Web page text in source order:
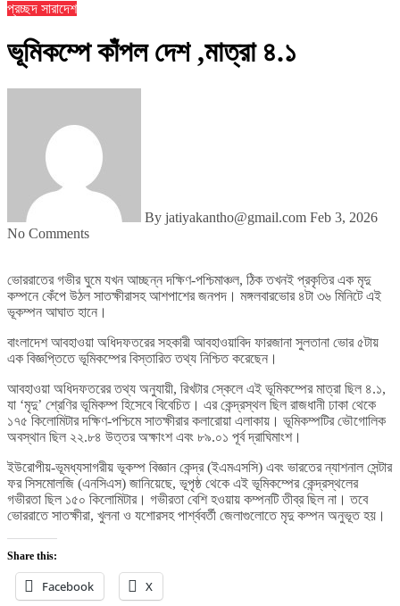
প্রচ্ছদ সারাদেশ
ভূমিকম্পে কাঁপল দেশ ,মাত্রা ৪.১
By jatiyakantho@gmail.com Feb 3, 2026
No Comments
ভোররাতের গভীর ঘুমে যখন আচ্ছন্ন দক্ষিণ-পশ্চিমাঞ্চল, ঠিক তখনই প্রকৃতির এক মৃদু
কম্পনে কেঁপে উঠল সাতক্ষীরাসহ আশপাশের জনপদ। মঙ্গলবারভোর ৪টা ৩৬ মিনিটে এই
ভূকম্পন আঘাত হানে।
বাংলাদেশ আবহাওয়া অধিদফতরের সহকারী আবহাওয়াবিদ ফারজানা সুলতানা ভোর ৫টায়
এক বিজ্ঞপ্তিতে ভূমিকম্পের বিস্তারিত তথ্য নিশ্চিত করেছেন।
আবহাওয়া অধিদফতরের তথ্য অনুযায়ী, রিখটার স্কেলে এই ভূমিকম্পের মাত্রা ছিল ৪.১,
যা ‘মৃদু’ শ্রেণির ভূমিকম্প হিসেবে বিবেচিত। এর কেন্দ্রস্থল ছিল রাজধানী ঢাকা থেকে
১৭৫ কিলোমিটার দক্ষিণ-পশ্চিমে সাতক্ষীরার কলারোয়া এলাকায়। ভূমিকম্পটির ভৌগোলিক
অবস্থান ছিল ২২.৮৪ উত্তর অক্ষাংশ এবং ৮৯.০১ পূর্ব দ্রাঘিমাংশ।
ইউরোপীয়-ভূমধ্যসাগরীয় ভূকম্প বিজ্ঞান কেন্দ্র (ইএমএসসি) এবং ভারতের ন্যাশনাল সেন্টার
ফর সিসমোলজি (এনসিএস) জানিয়েছে, ভূপৃষ্ঠ থেকে এই ভূমিকম্পের কেন্দ্রস্থলের
গভীরতা ছিল ১৫০ কিলোমিটার। গভীরতা বেশি হওয়ায় কম্পনটি তীব্র ছিল না। তবে
ভোররাতে সাতক্ষীরা, খুলনা ও যশোরসহ পার্শ্ববর্তী জেলাগুলোতে মৃদু কম্পন অনুভূত হয়।
Share this:
Facebook X